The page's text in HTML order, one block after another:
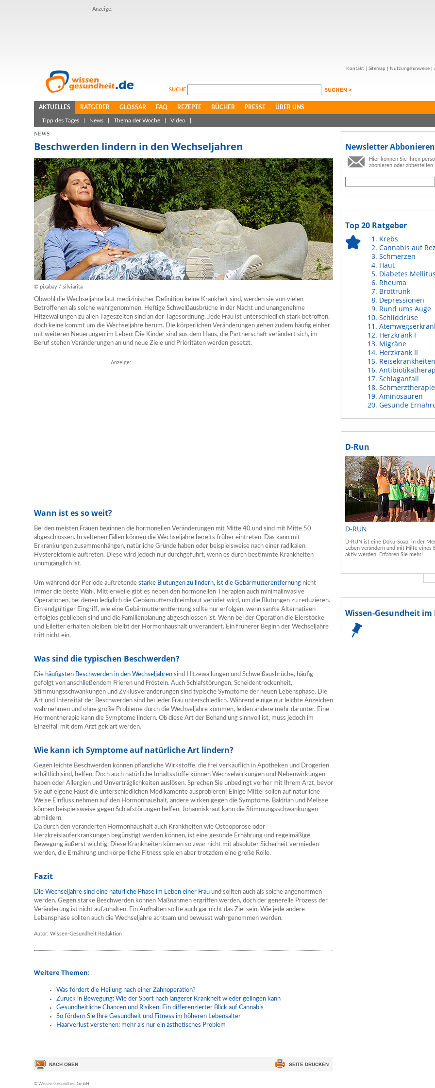
Anzeige:
Kontakt Sitemap Nutzungshinweise
SUCHE
AKTUELLES RATGEBER GLOSSAR FAQ REZEPTE BÜCHER PRESSE ÜBER UNS
Tipp des Tages News Thema der Woche Video
NEWS
Beschwerden lindern in den Wechseljahren
© pixabay / silviarita
Obwohl die Wechseljahre laut medizinischer Definition keine Krankheit sind, werden sie von vielen
Betroffenen als solche wahrgenommen. Heftige Schweißausbrüche in der Nacht und unangenehme
Hitzewallungen zu allen Tageszeiten sind an der Tagesordnung. Jede Frau ist unterschiedlich stark betroffen,
doch keine kommt um die Wechseljahre herum. Die körperlichen Veränderungen gehen zudem häufig einher
mit weiteren Neuerungen im Leben: Die Kinder sind aus dem Haus, die Partnerschaft verändert sich, im
Beruf stehen Veränderungen an und neue Ziele und Prioritäten werden gesetzt.
Anzeige:
Wann ist es so weit?
Bei den meisten Frauen beginnen die hormonellen Veränderungen mit Mitte 40 und sind mit Mitte 50
abgeschlossen. In seltenen Fällen können die Wechseljahre bereits früher eintreten. Das kann mit
Erkrankungen zusammenhängen, natürliche Gründe haben oder beispielsweise nach einer radikalen
Hysterektomie auftreten. Diese wird jedoch nur durchgeführt, wenn es durch bestimmte Krankheiten
unumgänglich ist.
Um während der Periode auftretende starke Blutungen zu lindern, ist die Gebärmutterentfernung nicht
immer die beste Wahl. Mittlerweile gibt es neben den hormonellen Therapien auch minimalinvasive
Operationen, bei denen lediglich die Gebärmutterschleimhaut verödet wird, um die Blutungen zu reduzieren.
Ein endgültiger Eingriff, wie eine Gebärmutterentfernung sollte nur erfolgen, wenn sanfte Alternativen
erfolglos geblieben sind und die Familienplanung abgeschlossen ist. Wenn bei der Operation die Eierstöcke
und Eileiter erhalten bleiben, bleibt der Hormonhaushalt unverändert. Ein früherer Beginn der Wechseljahre
tritt nicht ein.
Was sind die typischen Beschwerden?
Die häufigsten Beschwerden in den Wechseljahren sind Hitzewallungen und Schweißausbrüche, häufig
gefolgt von anschließendem Frieren und Frösteln. Auch Schlafstörungen, Scheidentrockenheit,
Stimmungsschwankungen und Zyklusveränderungen sind typische Symptome der neuen Lebensphase. Die
Art und Intensität der Beschwerden sind bei jeder Frau unterschiedlich. Während einige nur leichte Anzeichen
wahrnehmen und ohne große Probleme durch die Wechseljahre kommen, leiden andere mehr darunter. Eine
Hormontherapie kann die Symptome lindern. Ob diese Art der Behandlung sinnvoll ist, muss jedoch im
Einzelfall mit dem Arzt geklärt werden.
Wie kann ich Symptome auf natürliche Art lindern?
Gegen leichte Beschwerden können pflanzliche Wirkstoffe, die frei verkäuflich in Apotheken und Drogerien
erhältlich sind, helfen. Doch auch natürliche Inhaltsstoffe können Wechselwirkungen und Nebenwirkungen
haben oder Allergien und Unverträglichkeiten auslösen. Sprechen Sie unbedingt vorher mit Ihrem Arzt, bevor
Sie auf eigene Faust die unterschiedlichen Medikamente ausprobieren! Einige Mittel sollen auf natürliche
Weise Einfluss nehmen auf den Hormonhaushalt, andere wirken gegen die Symptome. Baldrian und Melisse
können beispielsweise gegen Schlafstörungen helfen, Johanniskraut kann die Stimmungsschwankungen
abmildern.
Da durch den veränderten Hormonhaushalt auch Krankheiten wie Osteoporose oder
Herzkreislauferkrankungen begünstigt werden können, ist eine gesunde Ernährung und regelmäßige
Bewegung äußerst wichtig. Diese Krankheiten können so zwar nicht mit absoluter Sicherheit vermieden
werden, die Ernährung und körperliche Fitness spielen aber trotzdem eine große Rolle.
Fazit
Die Wechseljahre sind eine natürliche Phase im Leben einer Frau und sollten auch als solche angenommen
werden. Gegen starke Beschwerden können Maßnahmen ergriffen werden, doch der generelle Prozess der
Veränderung ist nicht aufzuhalten. Ein Aufhalten sollte auch gar nicht das Ziel sein. Wie jede andere
Lebensphase sollten auch die Wechseljahre achtsam und bewusst wahrgenommen werden.
Autor: Wissen-Gesundheit Redaktion
Weitere Themen:
Was fördert die Heilung nach einer Zahnoperation?
Zurück in Bewegung: Wie der Sport nach längerer Krankheit wieder gelingen kann
Gesundheitliche Chancen und Risiken: Ein differenzierter Blick auf Cannabis
So fördern Sie Ihre Gesundheit und Fitness im höheren Lebensalter
Haarverlust verstehen: mehr als nur ein ästhetisches Problem
© Wissen Gesundheit GmbH
Newsletter Abbonieren
Hier können Sie Ihren
abonieren oder abbestellen
Top 20 Ratgeber
Krebs
Cannabis auf
Schmerzen
Haut
Diabetes Mellitus
Rheuma
Brottrunk
Depressionen
Rund ums Auge
Schilddrüse
Herzkrank I
Migräne
Herzkrank II
Reisekrankheiten
Schlaganfall
Schmerztherapie
Aminosäuren
Gesunde
D-Run
D-RUN
D-RUN ist eine Doku-Soap, in der
Leben verändern und mit Hilfe eines
aktiv werden. Erfahren Sie mehr!
Wissen-Gesundheit im